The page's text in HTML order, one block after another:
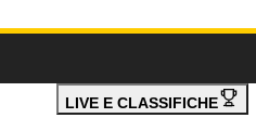
LIVE E CLASSIFICHE